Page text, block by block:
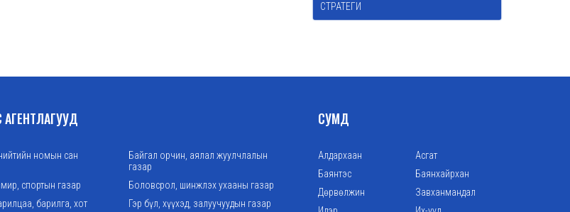
СТРАТЕГИ
номын сан
Байгал орчин, аялал жуулчлалын
газар
спортын газар
Боловсрол, шинжлэх ухааны газар
барилга, хот
Гэр бүл, хүүхэд, залуучуудын газар
СУМД
Алдархаан
Асгат
Баянтэс
Баянхайрхан
Дөрвөлжин
Завханмандал